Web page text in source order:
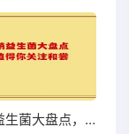
超市热销益生菌大盘点，哪些值得你关注和尝试？